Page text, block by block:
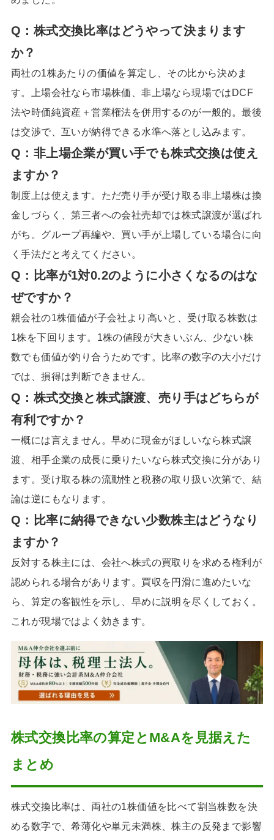
Q： 株式交換比率はどうやって決まります
か？
両社の1株あたりの価値を算定し、その比から決めま
す。上場会社なら市場株価、非上場なら現場ではDCF
法や時価純資産＋営業権法を併用するのが一般的。最後
は交渉で、互いが納得できる水準へ落とし込みます。
Q： 非上場企業が買い手でも株式交換は使え
ますか？
制度上は使えます。ただ売り手が受け取る非上場株は換
金しづらく、第三者への会社売却では株式譲渡が選ばれ
がち。グループ再編や、買い手が上場している場合に向
く手法だと考えてください。
Q： 比率が1対0.2のように小さくなるのはな
ぜですか？
親会社の1株価値が子会社より高いと、受け取る株数は
1株を下回ります。1株の値段が大きいぶん、少ない株
数でも価値が釣り合うためです。比率の数字の大小だけ
では、損得は判断できません。
Q： 株式交換と株式譲渡、売り手はどちらが
有利ですか？
一概には言えません。早めに現金がほしいなら株式譲
渡、相手企業の成長に乗りたいなら株式交換に分があり
ます。受け取る株の流動性と税務の取り扱い次第で、結
論は逆にもなります。
Q： 比率に納得できない少数株主はどうなり
ますか？
反対する株主には、会社へ株式の買取りを求める権利が
認められる場合があります。買収を円滑に進めたいな
ら、算定の客観性を示し、早めに説明を尽くしておく。
これが現場ではよく効きます。
株式交換比率の算定とM&Aを見据えた
まとめ
株式交換比率は、両社の1株価値を比べて割当株数を決
める数字で、希薄化や単元未満株、株主の反発まで影響